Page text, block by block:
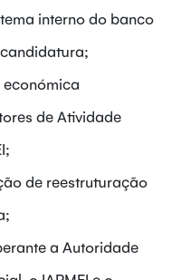
interno do banco
económica
de Atividade
de reestruturação
a Autoridade